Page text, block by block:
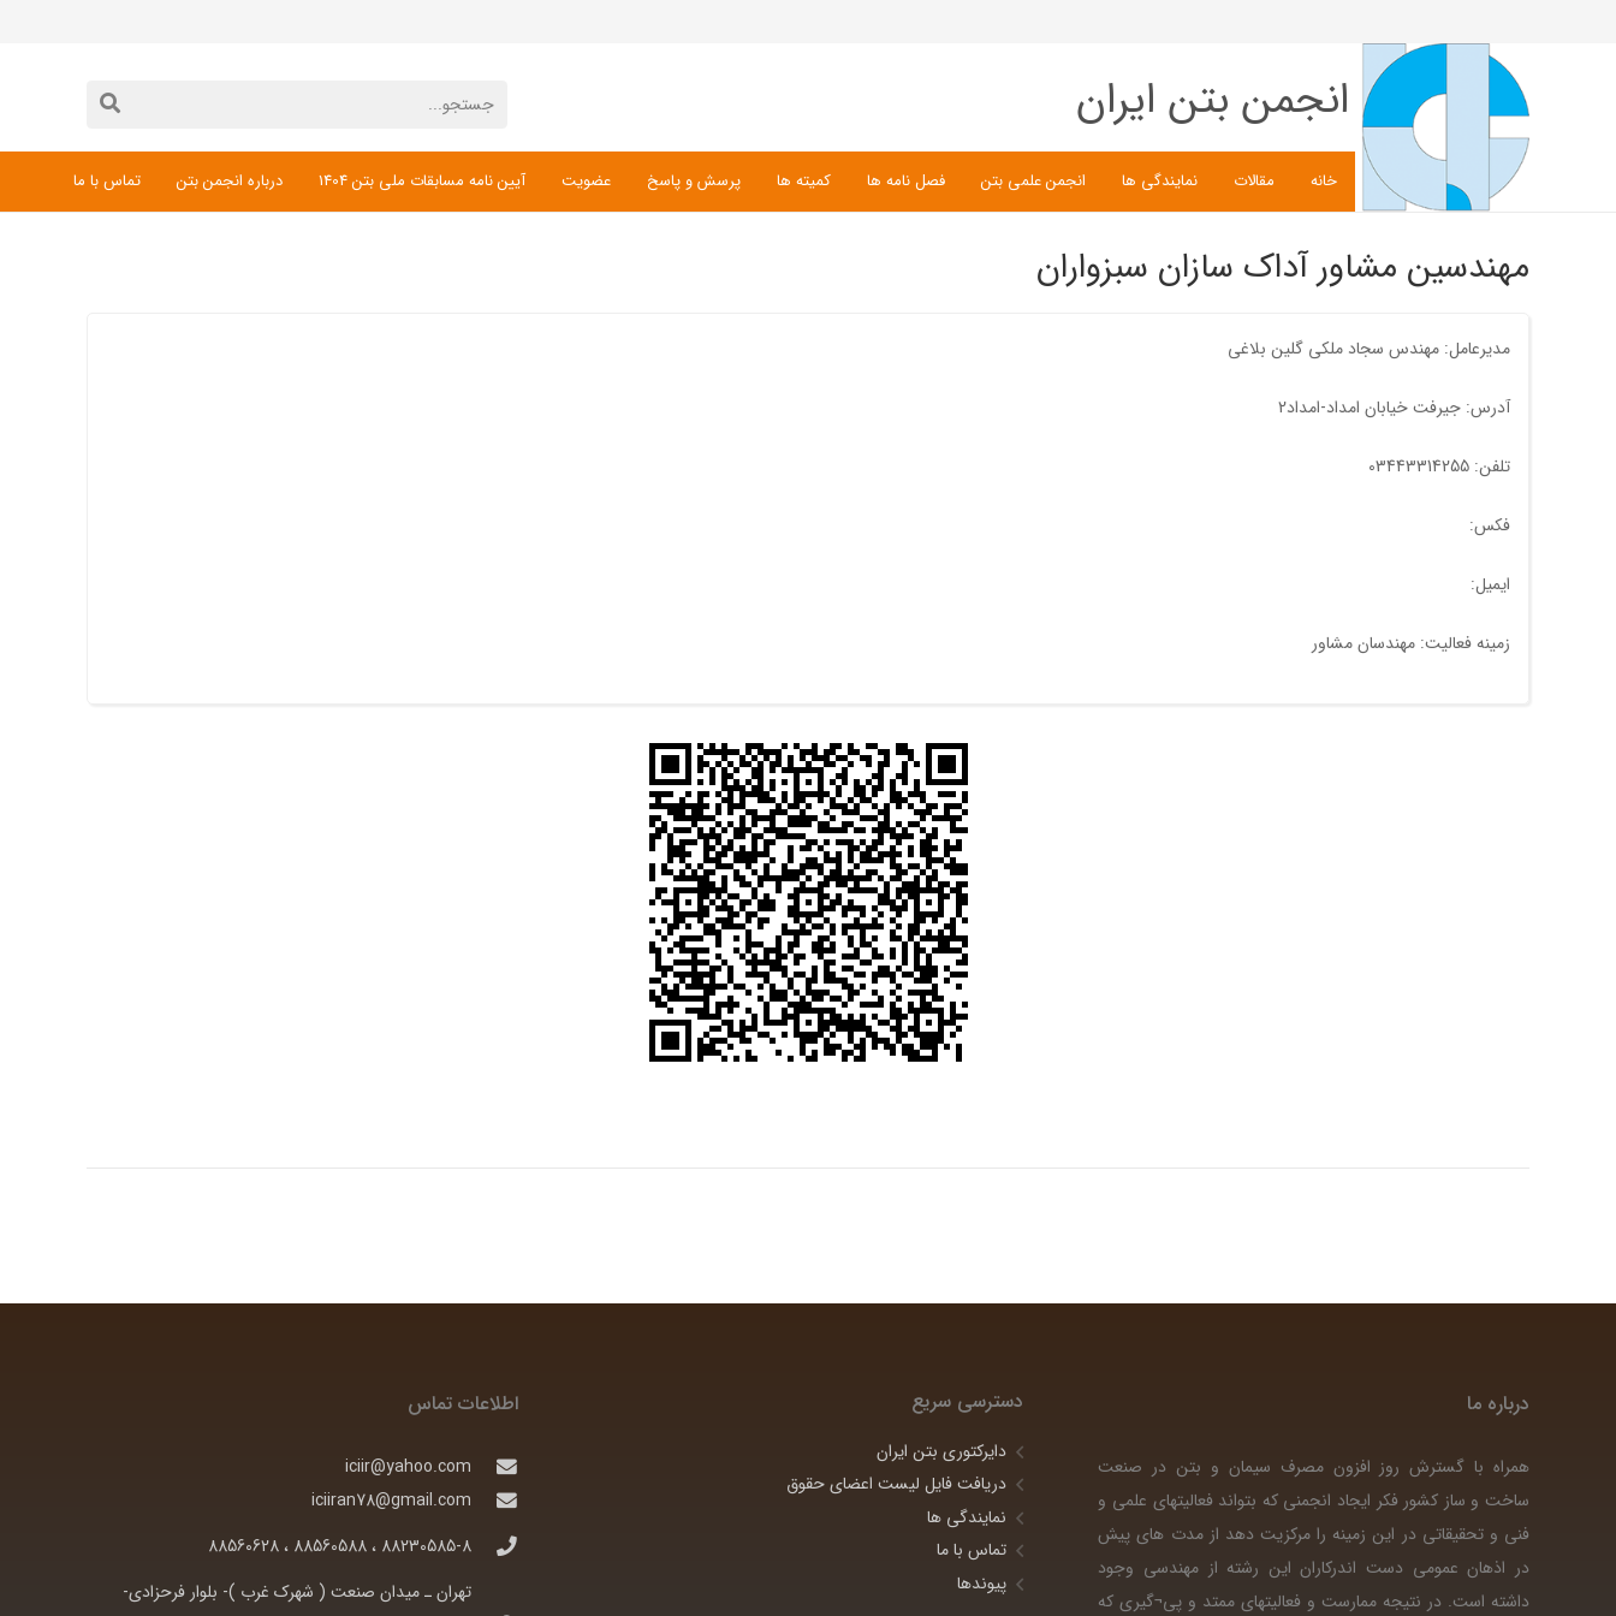
انجمن بتن ایران
خانه مقالات نمایندگی ها انجمن علمی بتن فصل نامه ها کمیته ها پرسش و پاسخ عضویت آیین نامه مسابقات ملی بتن 1404 درباره انجمن بتن تماس با ما
مهندسین مشاور آداک سازان سبزواران
مدیرعامل: مهندس سجاد ملکی گلین بلاغی
آدرس: جیرفت خیابان امداد-امداد2
تلفن: 03443314255
فکس:
ایمیل:
زمینه فعالیت: مهندسان مشاور
درباره ما
همراه با گسترش روز افزون مصرف سیمان و بتن در صنعت
ساخت و ساز کشور فکر ایجاد انجمنی که بتواند فعالیتهای علمی و
فنی و تحقیقاتی در این زمینه را مرکزیت دهد از مدت های پیش
در اذهان عمومی دست اندرکاران این رشته از مهندسی وجود
داشته است. در نتیجه ممارست و فعالیتهای ممتد و پی¬گیری که
دسترسی سریع
دایرکتوری بتن ایران
دریافت فایل لیست اعضای حقوق
نمایندگی ها
تماس با ما
پیوندها
اطلاعات تماس
iciir@yahoo.com
iciiran78@gmail.com
88230585-8 ، 88560588 ، 88560628
تهران ـ ميدان صنعت ( شهرک غرب )- بلوار فرحزادی-